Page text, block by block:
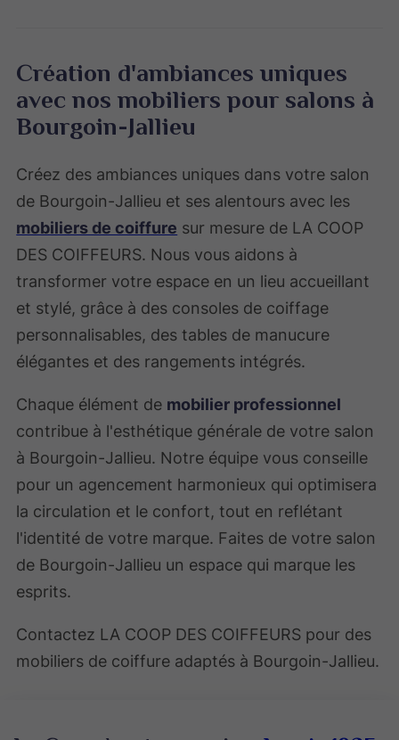
Création d'ambiances uniques
avec nos mobiliers pour salons à
Bourgoin-Jallieu
Créez des ambiances uniques dans votre salon
de Bourgoin-Jallieu et ses alentours avec les
mobiliers de coiffure sur mesure de LA COOP
DES COIFFEURS. Nous vous aidons à
transformer votre espace en un lieu accueillant
et stylé, grâce à des consoles de coiffage
personnalisables, des tables de manucure
élégantes et des rangements intégrés.
Chaque élément de mobilier professionnel
contribue à l'esthétique générale de votre salon
à Bourgoin-Jallieu. Notre équipe vous conseille
pour un agencement harmonieux qui optimisera
la circulation et le confort, tout en reflétant
l'identité de votre marque. Faites de votre salon
de Bourgoin-Jallieu un espace qui marque les
esprits.
Contactez LA COOP DES COIFFEURS pour des
mobiliers de coiffure adaptés à Bourgoin-Jallieu.